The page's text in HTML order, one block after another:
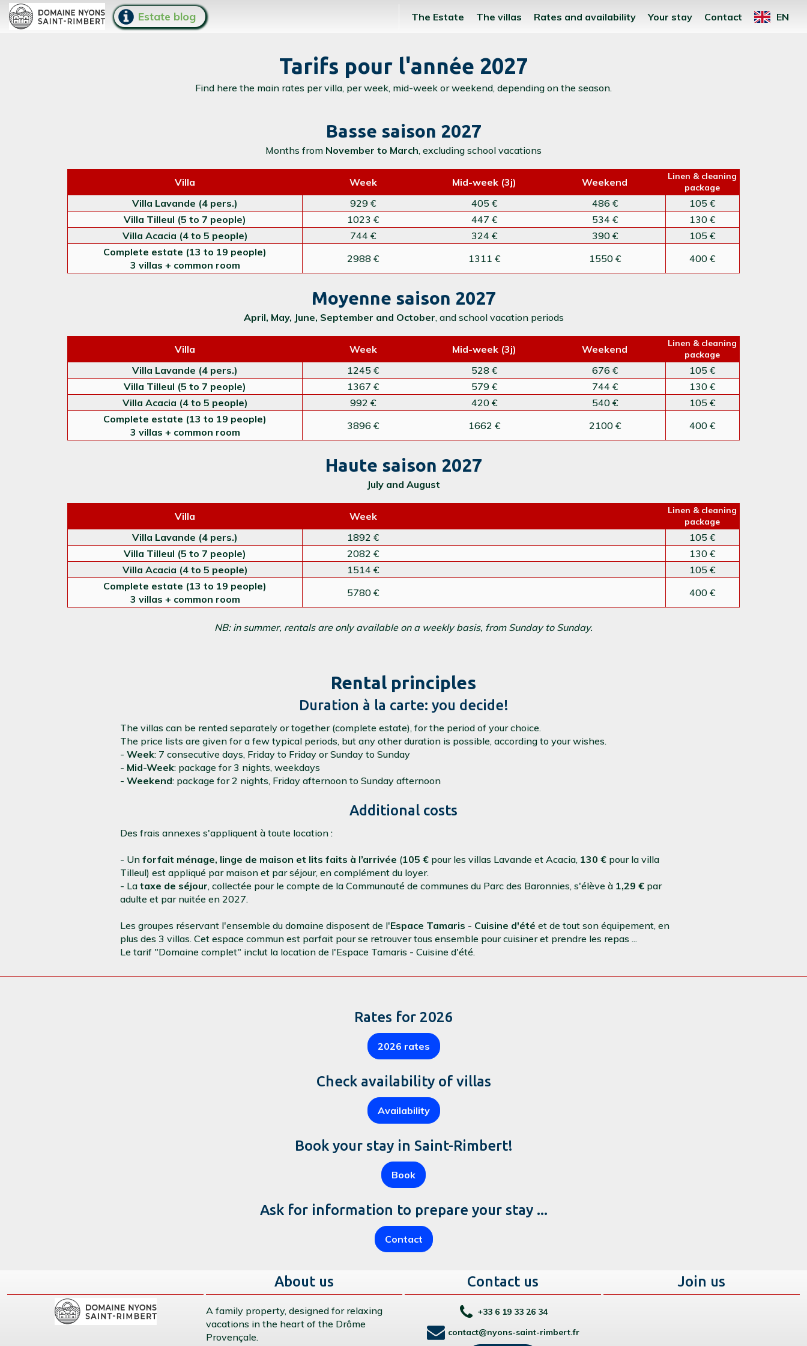
Estate blog The Estate The villas Rates and availability Your stay Contact EN
Tarifs pour l'année 2027
Find here the main rates per villa, per week, mid-week or weekend, depending on the season.
Basse saison 2027
Months from November to March, excluding school vacations
Villa Week Mid-week (3j) Weekend
Linen & cleaning
package
Villa Lavande (4 pers.) 929 € 405 € 486 €
105 €
Villa Tilleul (5 to 7 people)
1023 € 447 € 534 €
130 €
Villa Acacia (4 to 5 people)
744 € 324 € 390 €
105 €
Complete estate (13 to 19 people)
3 villas + common room
2988 € 1311 € 1550 € 400 €
Moyenne saison 2027
April, May, June, September and October, and school vacation periods
Villa Week Mid-week (3j) Weekend
Linen & cleaning
package
Villa Lavande (4 pers.) 1245 € 528 € 676 €
105 €
Villa Tilleul (5 to 7 people)
1367 € 579 € 744 €
130 €
Villa Acacia (4 to 5 people)
992 € 420 € 540 €
105 €
Complete estate (13 to 19 people)
3 villas + common room
3896 € 1662 € 2100 € 400 €
Haute saison 2027
July and August
Villa Week
Linen & cleaning
package
Villa Lavande (4 pers.) 1892 €
105 €
Villa Tilleul (5 to 7 people)
2082 €
130 €
Villa Acacia (4 to 5 people)
1514 €
105 €
Complete estate (13 to 19 people)
3 villas + common room
5780 € 400 €
NB: in summer, rentals are only available on a weekly basis, from Sunday to Sunday.
Rental principles
Duration à la carte: you decide!
The villas can be rented separately or together (complete estate), for the period of your choice.
The price lists are given for a few typical periods, but any other duration is possible, according to your wishes.
- Week: 7 consecutive days, Friday to Friday or Sunday to Sunday
- Mid-Week: package for 3 nights, weekdays
- Weekend: package for 2 nights, Friday afternoon to Sunday afternoon
Additional costs
Des frais annexes s'appliquent à toute location :
- Un forfait ménage, linge de maison et lits faits à l’arrivée (105 € pour les villas Lavande et Acacia, 130 € pour la villa
Tilleul) est appliqué par maison et par séjour, en complément du loyer.
- La taxe de séjour, collectée pour le compte de la Communauté de communes du Parc des Baronnies, s'élève à 1,29 € par
adulte et par nuitée en 2027.
Les groupes réservant l'ensemble du domaine disposent de l'Espace Tamaris - Cuisine d'été et de tout son équipement, en
plus des 3 villas. Cet espace commun est parfait pour se retrouver tous ensemble pour cuisiner et prendre les repas ...
Le tarif "Domaine complet" inclut la location de l'Espace Tamaris - Cuisine d'été.
Rates for 2026
2026 rates
Check availability of villas
Availability
Book your stay in Saint-Rimbert!
Book
Ask for information to prepare your stay ...
Contact
About us
A family property, designed for relaxing
vacations in the heart of the Drôme
Provençale.
Contact us
+33 6 19 33 26 34
contact@nyons-saint-rimbert.fr
Join us